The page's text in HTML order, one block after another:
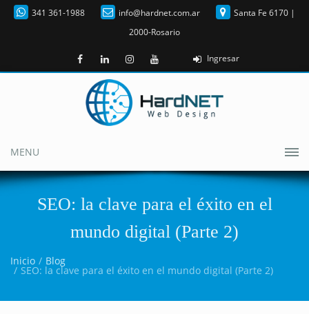
341 361-1988 info@hardnet.com.ar
Santa Fe 6170 |
2000-Rosario
Ingresar
MENU
SEO: la clave para el éxito en el
mundo digital (Parte 2)
Inicio Blog
SEO: la clave para el éxito en el mundo digital (Parte 2)